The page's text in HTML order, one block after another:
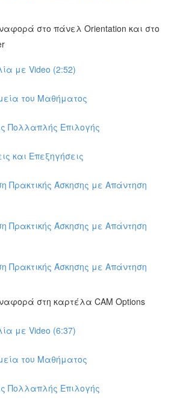
στο πάνελ Orientation και στο
με Video (2:52)
του Μαθήματος
Πολλαπλής Επιλογής
και Επεξηγήσεις
Πρακτικής Άσκησης με Απάντηση
Πρακτικής Άσκησης με Απάντηση
Πρακτικής Άσκησης με Απάντηση
στη καρτέλα CAM Options
με Video (6:37)
του Μαθήματος
Πολλαπλής Επιλογής